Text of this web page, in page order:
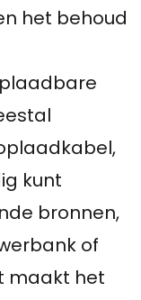
het behoud
kunt
bronnen,
of
maakt het